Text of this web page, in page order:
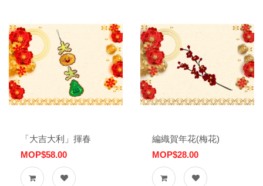
「大吉大利」揮春
MOP$58.00
編織賀年花(梅花)
MOP$28.00